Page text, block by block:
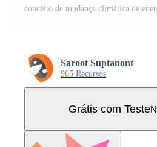
Saroot Suptanont
965 Recursos
Grátis com Teste